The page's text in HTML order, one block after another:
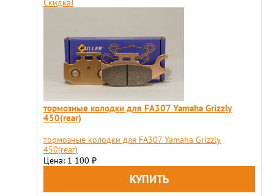
Скидка!
тормозные колодки для FA307 Yamaha Grizzly
450(rear)
тормозные колодки для FA307 Yamaha Grizzly
450(rear)
Цена: 1 100 ₽